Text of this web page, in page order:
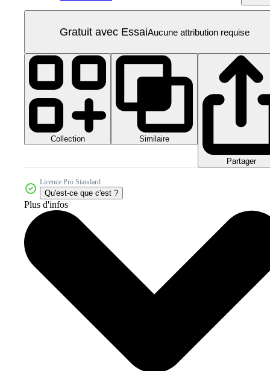
Gratuit avec EssaiAucune attribution requise
Collection Similaire
Partager
Licence Pro Standard
Qu'est-ce que c'est ?
Plus d'infos